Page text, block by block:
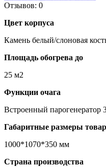
Отзывов: 0
Цвет корпуса
Камень белый/слоновая
Площадь обогрева до
25 м2
Функции очага
Встроенный
Габаритные размеры
1000*1070*350 мм
Страна производства